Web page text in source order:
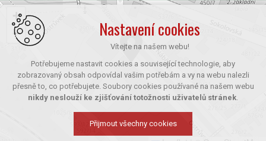
+
−
Nastavení cookies
Vítejte na našem webu!
Potřebujeme nastavit cookies a související technologie, aby
zobrazovaný obsah odpovídal vašim potřebám a vy na webu nalezli
přesně to, co potřebujete. Soubory cookies používané na našem webu
nikdy neslouží ke zjišťování totožnosti uživatelů stránek.
Přijmout všechny cookies